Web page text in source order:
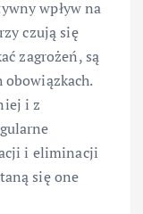
wpływ na
czują się
zagrożeń, są
i z
i eliminacji
się one